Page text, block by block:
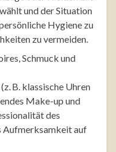
und der Situation
Hygiene zu
zu vermeiden.
Schmuck und
B. klassische Uhren
Make-up und
des
Aufmerksamkeit auf